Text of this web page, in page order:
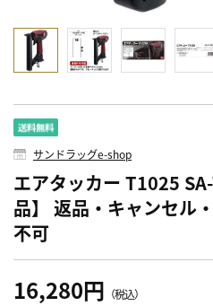
サンドラッグe-shop
エアタッカー T1025
品】 返品・キャンセル
不可
16,280円 （税込）